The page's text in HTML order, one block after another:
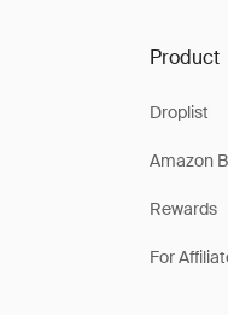
Product
Droplist
Amazon
Rewards
For